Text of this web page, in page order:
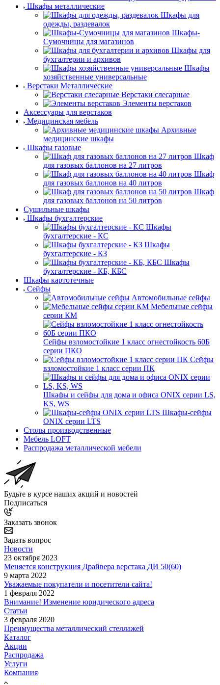
Шкафы металлические
Шкафы для
одежды, раздевалок
Шкафы-
Сумочницы для магазинов
Шкафы для
бухгалтерии и архивов
Шкафы
хозяйственные универсальные
Верстаки Металлические
Верстаки слесарные
Элементы верстаков
Аксессуары для верстаков
Медицинская мебель
Архивные
медицинские шкафы
Шкафы газовые
Шкаф
для газовых баллонов на 27 литров
Шкаф
для газовых баллонов на 40 литров
Шкаф
для газовых баллонов на 50 литров
Сушильные шкафы
Шкафы бухгалтерские
Шкафы
бухгалтерские - КС
Шкафы
бухгалтерские - КЗ
Шкафы
бухгалтерские - КБ, КБС
Шкафы картотечные
Сейфы
Автомобильные сейфы
Мебельные сейфы
серии КМ
Сейфы взломостойкие 1 класс огнестойкость 60Б
серии ПКО
Сейфы
взломостойкие 1 класс серии ПК
Шкафы и сейфы для дома и офиса ONIX серии LS,
KS, WS
Шкафы-сейфы
ONIX серии LTS
Столы производственные
Мебель LOFT
Распродажа металлической мебели
Будьте в курсе наших акций и новостей
Подписаться
Заказать звонок
Задать вопрос
Новости
23 октября 2023
Меняется конструкция Драйвера верстака ДИ 50(60)
9 марта 2022
Уважаемые покупатели и посетители сайта!
1 февраля 2022
Внимание! Изменение юридического адреса
Статьи
3 февраля 2020
Преимущества металлический стеллажей
Каталог
Акции
Распродажа
Услуги
Компания